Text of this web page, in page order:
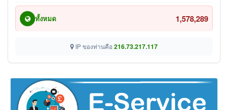
ทั้งหมด 1,578,289
IP ของท่านคือ 216.73.217.117